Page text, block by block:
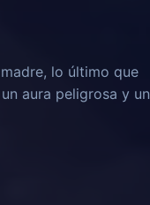
lo último que
aura peligrosa y un